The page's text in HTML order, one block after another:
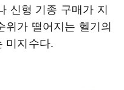
신형 기종 구매가 지
위가 떨어지는 헬기의
미지수다.